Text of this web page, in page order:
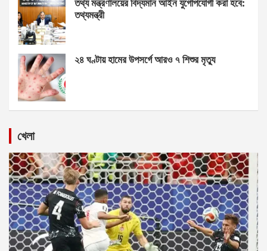
তথ্য মন্ত্রণালয়ের বিদ্যমান আইন যুগোপযোগী করা হবে:
তথ্যমন্ত্রী
২৪ ঘণ্টায় হামের উপসর্গে আরও ৭ শিশুর মৃত্যু
খেলা